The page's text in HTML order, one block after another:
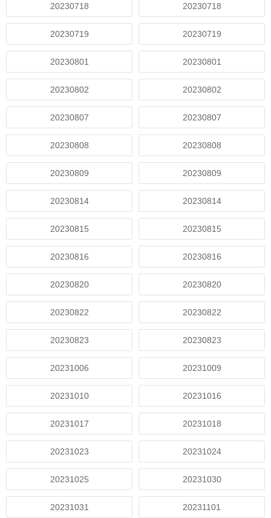
20230718 20230718
20230719 20230719
20230801 20230801
20230802 20230802
20230807 20230807
20230808 20230808
20230809 20230809
20230814 20230814
20230815 20230815
20230816 20230816
20230820 20230820
20230822 20230822
20230823 20230823
20231006 20231009
20231010 20231016
20231017 20231018
20231023 20231024
20231025 20231030
20231031 20231101